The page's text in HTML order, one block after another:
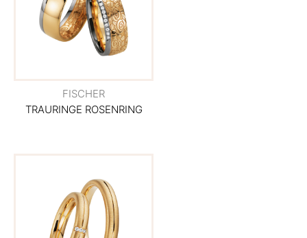
FISCHER
TRAURINGE ROSENRING